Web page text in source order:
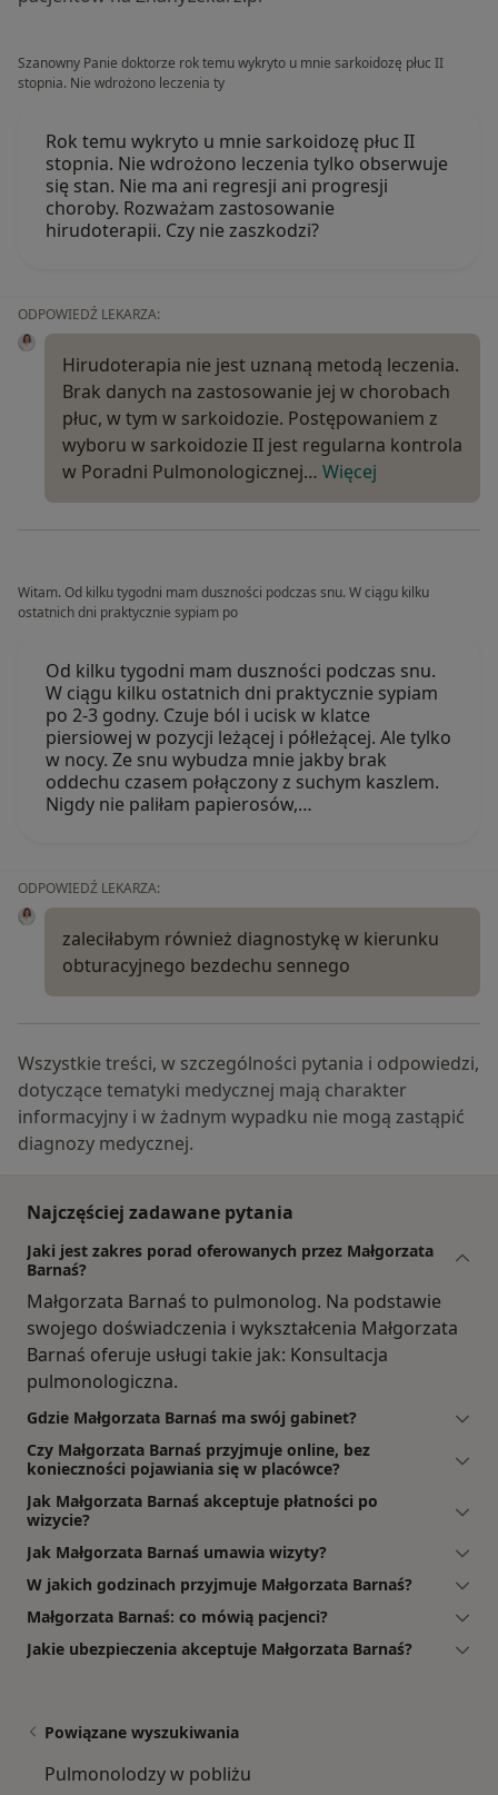
Szanowny Panie doktorze rok temu wykryto u mnie sarkoidozę płuc II
stopnia. Nie wdrożono leczenia ty
Rok temu wykryto u mnie sarkoidozę płuc II
stopnia. Nie wdrożono leczenia tylko obserwuje
się stan. Nie ma ani regresji ani progresji
choroby. Rozważam zastosowanie
hirudoterapii. Czy nie zaszkodzi?
ODPOWIEDŹ LEKARZA:
Hirudoterapia nie jest uznaną metodą leczenia.
Brak danych na zastosowanie jej w chorobach
płuc, w tym w sarkoidozie. Postępowaniem z
wyboru w sarkoidozie II jest regularna kontrola
w Poradni Pulmonologicznej… Więcej
Witam. Od kilku tygodni mam duszności podczas snu. W ciągu kilku
ostatnich dni praktycznie sypiam po
Od kilku tygodni mam duszności podczas snu.
W ciągu kilku ostatnich dni praktycznie sypiam
po 2-3 godny. Czuje ból i ucisk w klatce
piersiowej w pozycji leżącej i półleżącej. Ale tylko
w nocy. Ze snu wybudza mnie jakby brak
oddechu czasem połączony z suchym kaszlem.
Nigdy nie paliłam papierosów,…
ODPOWIEDŹ LEKARZA:
zaleciłabym również diagnostykę w kierunku
obturacyjnego bezdechu sennego
Wszystkie treści, w szczególności pytania i odpowiedzi,
dotyczące tematyki medycznej mają charakter
informacyjny i w żadnym wypadku nie mogą zastąpić
diagnozy medycznej.
Najczęściej zadawane pytania
Jaki jest zakres porad oferowanych przez Małgorzata
Barnaś?
Małgorzata Barnaś to pulmonolog. Na podstawie
swojego doświadczenia i wykształcenia Małgorzata
Barnaś oferuje usługi takie jak: Konsultacja
pulmonologiczna.
Gdzie Małgorzata Barnaś ma swój gabinet?
Czy Małgorzata Barnaś przyjmuje online, bez
konieczności pojawiania się w placówce?
Jak Małgorzata Barnaś akceptuje płatności po
wizycie?
Jak Małgorzata Barnaś umawia wizyty?
W jakich godzinach przyjmuje Małgorzata Barnaś?
Małgorzata Barnaś: co mówią pacjenci?
Jakie ubezpieczenia akceptuje Małgorzata Barnaś?
Powiązane wyszukiwania
Pulmonolodzy w pobliżu